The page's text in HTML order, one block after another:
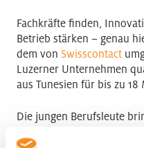
Fachkräfte finden,
Betrieb stärken – genau
dem von Swisscontact
Luzerner Unternehmen
aus Tunesien für bis zu
Die jungen Berufsleute